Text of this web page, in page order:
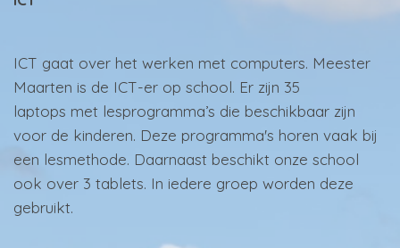
ICT gaat over het werken met computers. Meester
Maarten is de ICT-er op school. Er zijn 35
laptops met lesprogramma’s die beschikbaar zijn
voor de kinderen. Deze programma's horen vaak bij
een lesmethode. Daarnaast beschikt onze school
ook over 3 tablets. In iedere groep worden deze
gebruikt.